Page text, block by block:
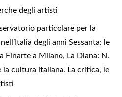
degli artisti
particolare per la
degli anni Sessanta: le
Finarte a Milano, La Diana: N.
la cultura italiana. La critica, le